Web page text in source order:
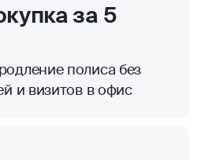
за 5
полиса без
и визитов в офис